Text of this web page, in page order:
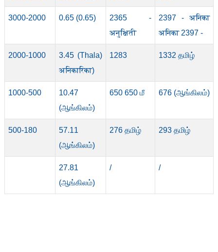
3000-2000 0.65 (0.65)
2365 -
अनुक्षिती
2397 - अनिका
अनिका 2397 -
2000-1000
3.45 (Thala)
अनिकारिका)
1283 1332 தமிழ்
1000-500
10.47
(ஆங்கிலம்)
650 650 மீ 676 (ஆங்கிலம்)
500-180
57.11
(ஆங்கிலம்)
276 தமிழ் 293 தமிழ்
27.81
(ஆங்கிலம்)
/ /